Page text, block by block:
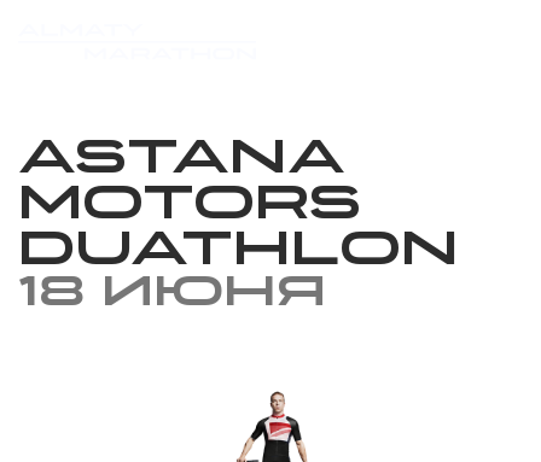
Astana
Motors
Duathlon
18 июня